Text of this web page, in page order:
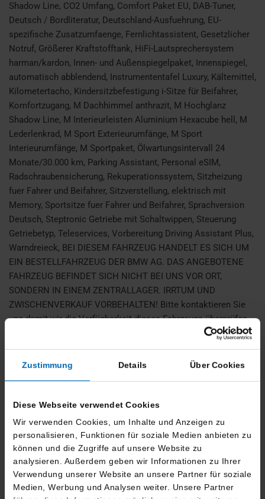
Zustimmung Details Über Cookies
Diese Webseite verwendet Cookies
Wir verwenden Cookies, um Inhalte und Anzeigen zu
personalisieren, Funktionen für soziale Medien anbieten zu
können und die Zugriffe auf unsere Website zu
analysieren. Außerdem geben wir Informationen zu Ihrer
Verwendung unserer Website an unsere Partner für soziale
Medien, Werbung und Analysen weiter. Unsere Partner
Shadow Line, CO2 Umfang, Comfort Paket EU, DAB-Tuner,
Deutsch / Bordliteratur, Deutschland-Ausfuehrung, EU-
spezifische Zusatzumfaenge, Fernlichtassistent, Gesetzlicher
Notruf, Größerer Kraftstofftank, HiFi-Lautsprechersystem
harman/kardon, Innen- und Außenspiegelpaket, Innenspiegel,
automatisch abblendend, Instrumententafel Luxury, Kältemittel,
Kilometertacho, Kindersitzbefestigung i-Sitze für Beifahrer,
Komfortzugang, M Dachhimmel anthrazit, M Hochglanz
Shadow Line, M Interieurleisten Aluminium Hexacube hell, M
Lederlenkrad, M Sport Exterieurumfänge, M Sport
Interieurumfänge, M Sportpaket, Ölwartungsintervall 24
Monate/30.000 km, Parking Assistant, Personal eSIM,
Radschraubensicherung, Rekuperationssystem, Sitzheizung
fuer Fahrer und Beifahrer, Sitzverstellung, elektrisch mit
Memory, Sportsitze fuer Fahrer und Beifahrer, Sprachversion
Deutsch, Steptronic Getriebe mit Schaltwippen, Steuerung
Getriebetyp, Teleservices, Vorbereitung Driving Assistant Plus,
Warndreieck, BEI DIESEM FAHRZEUG HANDELT ES SICH UM
EIN BESTELLFAHRZEUG DER BMW AG. DAS ANGEBOTENE
FAHRZEUG BEFINDET SICH NICHT BEI UNS VOR ORT,
SONDERN IN EINEM ZENTRALLAGER. IRRTUM UND
ZWISCHENVERKAUF VORBEHALTEN! Bitte kontaktieren Sie
uns damit wir die Verfügbarkeit dieses Fahrzeugs überprüfen
Finanzierung
334,- € 36 Monate
Laufzeit
4.866,- €
Anzahlung
28.900,- €
Darlehensgesamtbetrag
27.574,- €
Nettodarlehensbetrag
17.193,- €
Schlussrate